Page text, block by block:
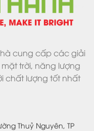
cung cấp các giải
trời, năng lượng
chất lượng tốt nhất
Thuỷ Nguyên, TP